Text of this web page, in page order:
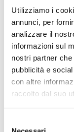
Utilizziamo i
annunci, per
analizzare il
informazioni sul
nostri partner
pubblicità e
con altre
raccolto dal suo
con disabilità.
Anni
Moretti
degli
mobilità
Moretti S.p.A.